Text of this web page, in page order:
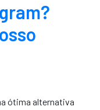
ótima alternativa